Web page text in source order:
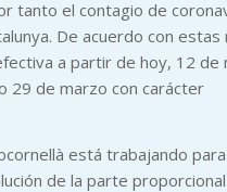
tanto el contagio de
De acuerdo con estas
a partir de hoy, 12 de
29 de marzo con carácter
está trabajando
de la parte